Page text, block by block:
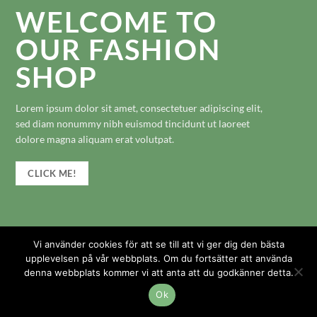
WELCOME TO
OUR FASHION
SHOP
Lorem ipsum dolor sit amet, consectetuer adipiscing elit,
sed diam nonummy nibh euismod tincidunt ut laoreet
dolore magna aliquam erat volutpat.
CLICK ME!
Copyright 2026 ©Flatsome Theme
Vi använder cookies för att se till att vi ger dig den bästa
upplevelsen på vår webbplats. Om du fortsätter att använda
denna webbplats kommer vi att anta att du godkänner detta.
Ok